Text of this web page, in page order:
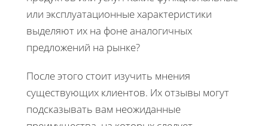
или эксплуатационные характеристики
выделяют их на фоне аналогичных
предложений на рынке?
После этого стоит изучить мнения
существующих клиентов. Их отзывы могут
подсказывать вам неожиданные